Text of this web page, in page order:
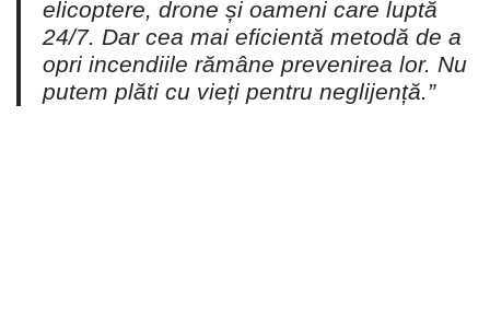
elicoptere, drone și oameni care luptă
24/7. Dar cea mai eficientă metodă de a
opri incendiile rămâne prevenirea lor. Nu
putem plăti cu vieți pentru neglijență.”